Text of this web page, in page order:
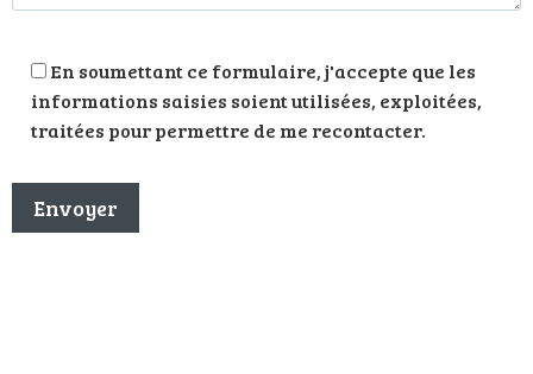
En soumettant ce formulaire, j'accepte que les
informations saisies soient utilisées, exploitées,
traitées pour permettre de me recontacter.